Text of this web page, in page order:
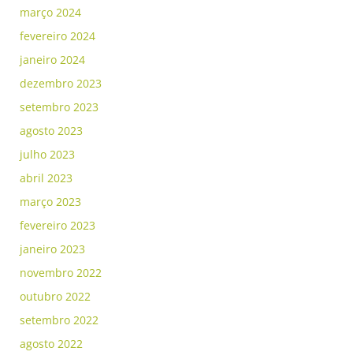
março 2024
fevereiro 2024
janeiro 2024
dezembro 2023
setembro 2023
agosto 2023
julho 2023
abril 2023
março 2023
fevereiro 2023
janeiro 2023
novembro 2022
outubro 2022
setembro 2022
agosto 2022